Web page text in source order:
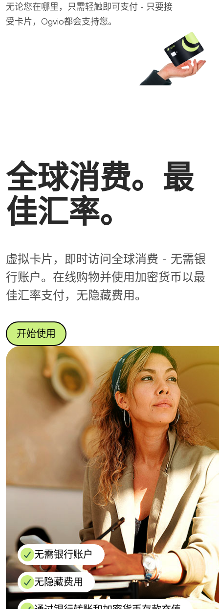
无论您在哪里，只需轻触即可支付 - 只要接
受卡片，Ogvio都会支持您。
全球消费。最
佳汇率。
虚拟卡片，即时访问全球消费 - 无需银
行账户。在线购物并使用加密货币以最
佳汇率支付，无隐藏费用。
开始使用
无需银行账户
无隐藏费用